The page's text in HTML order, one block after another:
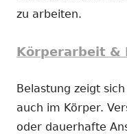
zu arbeiten.
Körperarbeit &
Belastung zeigt
auch im Körper.
oder dauerhafte